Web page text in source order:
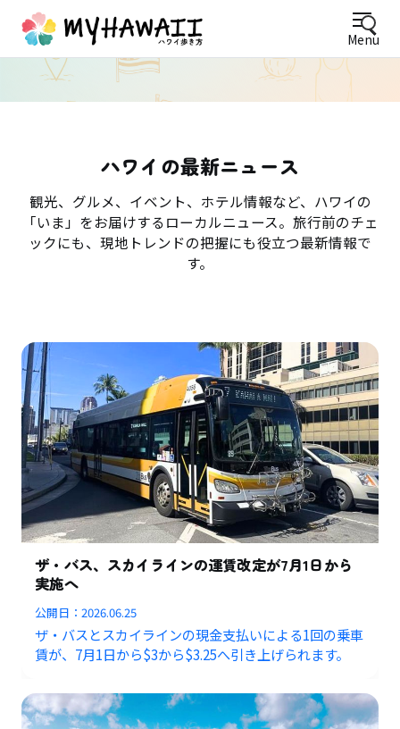
Menu
ハワイの最新ニュース
観光、グルメ、イベント、ホテル情報など、ハワイの
「いま」をお届けするローカルニュース。旅行前のチェ
ックにも、現地トレンドの把握にも役立つ最新情報で
す。
ザ・バス、スカイラインの運賃改定が7月1日から
実施へ
公開日：2026.06.25
ザ・バスとスカイラインの現金支払いによる1回の乗車
賃が、7月1日から$3から$3.25へ引き上げられます。